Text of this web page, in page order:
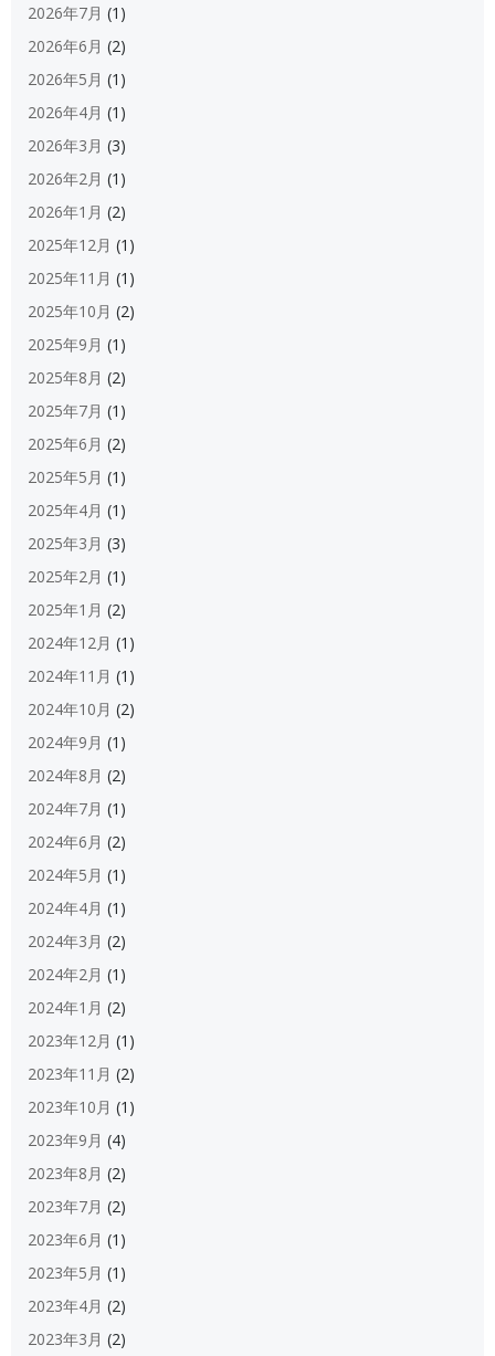
2026年7月 (1)
2026年6月 (2)
2026年5月 (1)
2026年4月 (1)
2026年3月 (3)
2026年2月 (1)
2026年1月 (2)
2025年12月 (1)
2025年11月 (1)
2025年10月 (2)
2025年9月 (1)
2025年8月 (2)
2025年7月 (1)
2025年6月 (2)
2025年5月 (1)
2025年4月 (1)
2025年3月 (3)
2025年2月 (1)
2025年1月 (2)
2024年12月 (1)
2024年11月 (1)
2024年10月 (2)
2024年9月 (1)
2024年8月 (2)
2024年7月 (1)
2024年6月 (2)
2024年5月 (1)
2024年4月 (1)
2024年3月 (2)
2024年2月 (1)
2024年1月 (2)
2023年12月 (1)
2023年11月 (2)
2023年10月 (1)
2023年9月 (4)
2023年8月 (2)
2023年7月 (2)
2023年6月 (1)
2023年5月 (1)
2023年4月 (2)
2023年3月 (2)